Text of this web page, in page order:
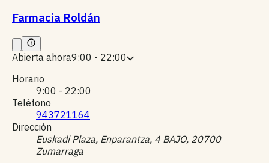
Farmacia Roldán
Abierta ahora9:00 - 22:00
Horario
9:00 - 22:00
Teléfono
943721164
Dirección
Euskadi Plaza, Enparantza, 4 BAJO, 20700
Zumarraga